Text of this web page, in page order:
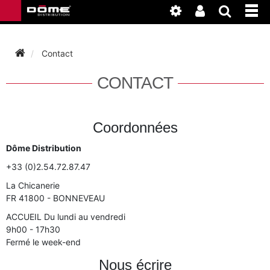
FLÛTE TRAVERSIÈRE
BEC CLARINETTE
CLARINETTE
ACCESSOIRES
ANCHE CLARINETTE
ANCHE SAXOPHONE
ANCHE DOUBLE
BASSON
CLARINETTE
BASSON
Contact
CONTACT
Coordonnées
Dôme Distribution
+33 (0)2.54.72.87.47
La Chicanerie
FR 41800 - BONNEVEAU
ACCUEIL Du lundi au vendredi
9h00 - 17h30
Fermé le week-end
Nous écrire